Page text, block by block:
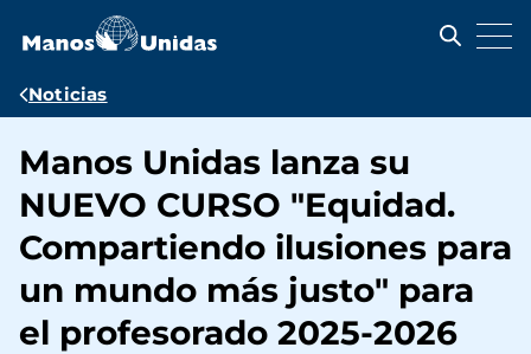
contenido
Ruta
navegación
Noticias
Manos Unidas lanza su
NUEVO CURSO "Equidad.
Compartiendo ilusiones para
un mundo más justo" para
el profesorado 2025-2026